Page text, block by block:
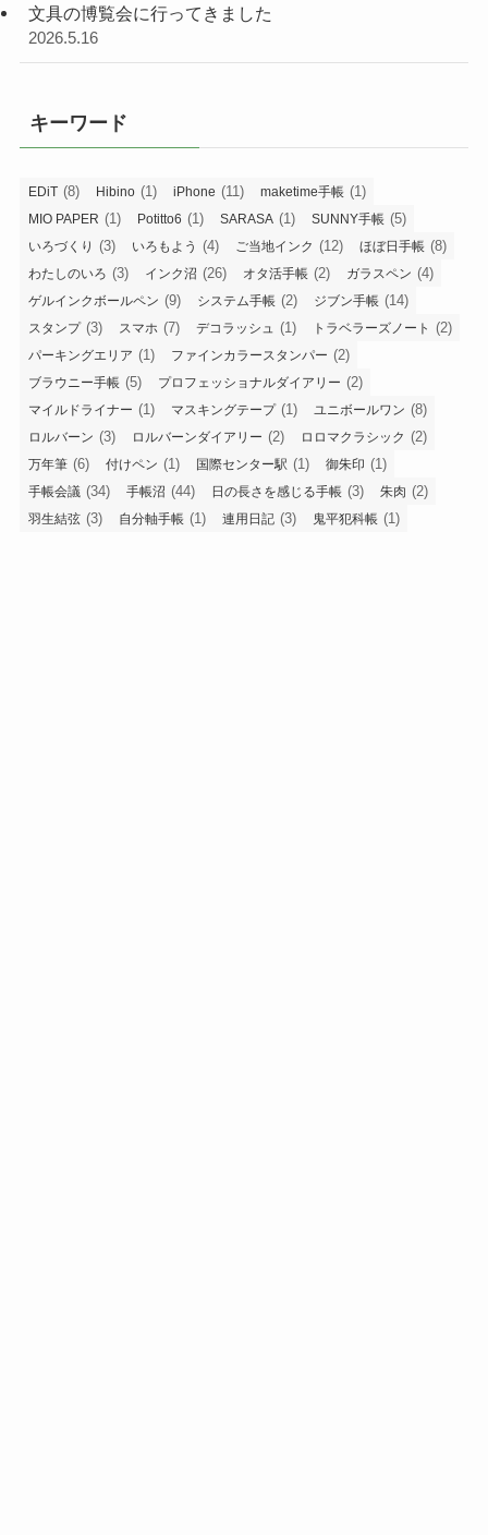
文具の博覧会に行ってきました
2026.5.16
キーワード
EDiT (8) Hibino (1) iPhone (11) maketime手帳 (1)
MIO PAPER (1) Potitto6 (1) SARASA (1) SUNNY手帳 (5)
いろづくり (3) いろもよう (4) ご当地インク (12) ほぼ日手帳 (8)
わたしのいろ (3) インク沼 (26) オタ活手帳 (2) ガラスペン (4)
ゲルインクボールペン (9) システム手帳 (2) ジブン手帳 (14)
スタンプ(3) スマホ (7) デコラッシュ (1) トラベラーズノート (2)
パーキングエリア (1) ファインカラースタンパー (2)
ブラウニー手帳 (5) プロフェッショナルダイアリー (2)
マイルドライナー (1) マスキングテープ(1) ユニボールワン (8)
ロルバーン (3) ロルバーンダイアリー (2) ロロマクラシック (2)
万年筆 (6) 付けペン (1) 国際センター駅 (1) 御朱印 (1)
手帳会議 (34) 手帳沼 (44) 日の長さを感じる手帳 (3) 朱肉 (2)
羽生結弦 (3) 自分軸手帳 (1) 連用日記 (3) 鬼平犯科帳 (1)